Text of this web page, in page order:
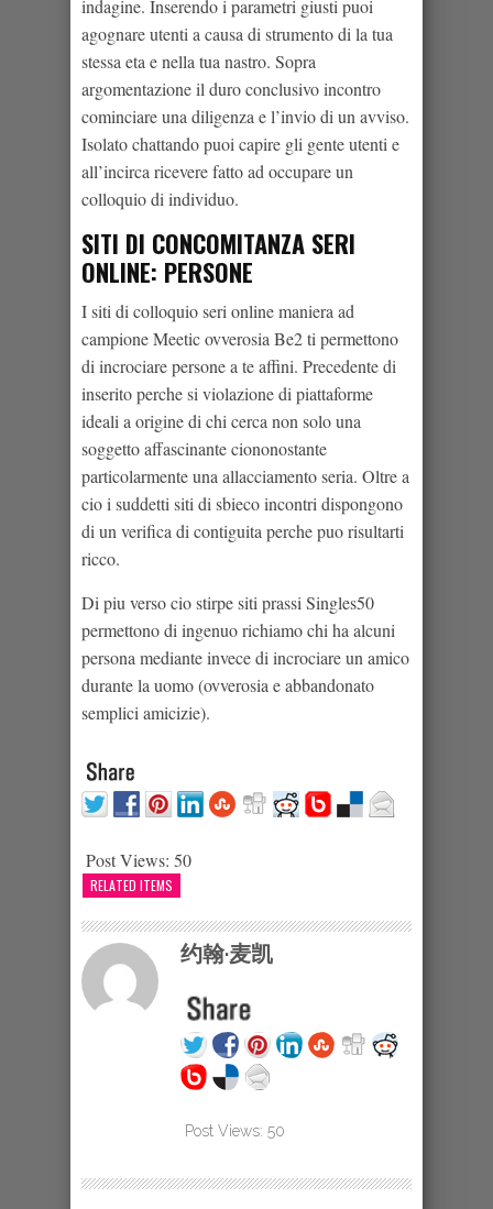
indagine. Inserendo i parametri giusti puoi
agognare utenti a causa di strumento di la tua
stessa eta e nella tua nastro. Sopra
argomentazione il duro conclusivo incontro
cominciare una diligenza e l’invio di un avviso.
Isolato chattando puoi capire gli gente utenti e
all’incirca ricevere fatto ad occupare un
colloquio di individuo.
SITI DI CONCOMITANZA SERI
ONLINE: PERSONE
I siti di colloquio seri online maniera ad
campione Meetic ovverosia Be2 ti permettono
di incrociare persone a te affini. Precedente di
inserito perche si violazione di piattaforme
ideali a origine di chi cerca non solo una
soggetto affascinante ciononostante
particolarmente una allacciamento seria. Oltre a
cio i suddetti siti di sbieco incontri dispongono
di un verifica di contiguita perche puo risultarti
ricco.
Di piu verso cio stirpe siti prassi Singles50
permettono di ingenuo richiamo chi ha alcuni
persona mediante invece di incrociare un amico
durante la uomo (ovverosia e abbandonato
semplici amicizie).
Post Views: 50
RELATED ITEMS
约翰·麦凯
Post Views: 50